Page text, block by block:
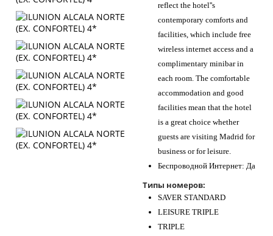
reflect the hotel''s
contemporary comforts and
facilities, which include free
wireless internet access and a
complimentary minibar in
each room. The comfortable
accommodation and good
facilities mean that the hotel
is a great choice whether
guests are visiting Madrid for
business or for leisure.
Беспроводной Интернет: Да
Типы номеров:
SAVER STANDARD
LEISURE TRIPLE
TRIPLE